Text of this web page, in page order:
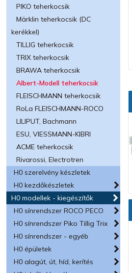
PIKO teherkocsik
Märklin teherkocsik (DC
kerékkel)
TILLIG teherkocsik
TRIX teherkocsik
BRAWA teherkocsik
Albert-Modell teherkocsik
FLEISCHMANN teherkocsik
RoLa FLEISCHMANN-ROCO
LILIPUT, Bachmann
ESU, VIESSMANN-KIBRI
ACME teherkocsik
Rivarossi, Electrotren
H0 szerelvény készletek
H0 kezdőkészletek
H0 modellek - kiegészítők
H0 sínrendszer ROCO PECO
H0 sínrendszer Piko Tillig Trix
H0 sínrendszer - egyéb
H0 épületek
H0 alagút, út, híd, kerítés